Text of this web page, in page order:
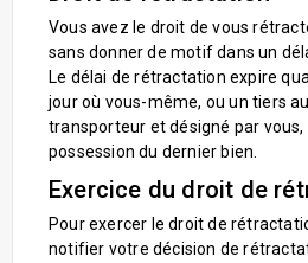
Vous avez le droit de vous
sans donner de motif dans un
Le délai de rétractation expire
jour où vous-même, ou un tiers
transporteur et désigné par
possession du dernier bien.
Exercice du droit de
Pour exercer le droit de
notifier votre décision de